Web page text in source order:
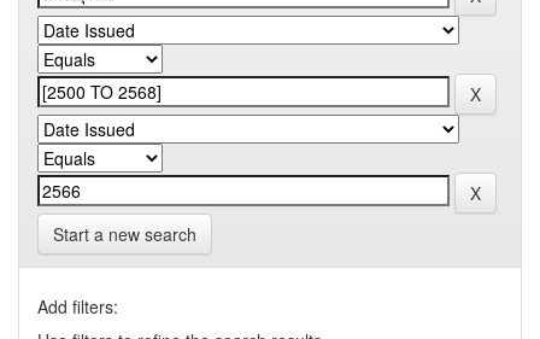
Start a new search
Add filters: